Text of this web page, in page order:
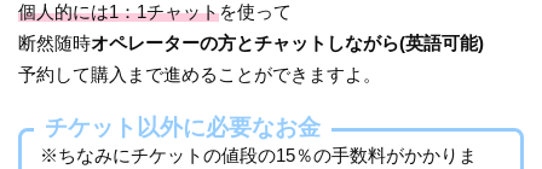
個人的には1：1チャットを使って
断然随時オペレーターの方とチャットしながら(英語可能)
予約して購入まで進めることができますよ。
チケット以外に必要なお金
※ちなみにチケットの値段の15％の手数料がかかりま